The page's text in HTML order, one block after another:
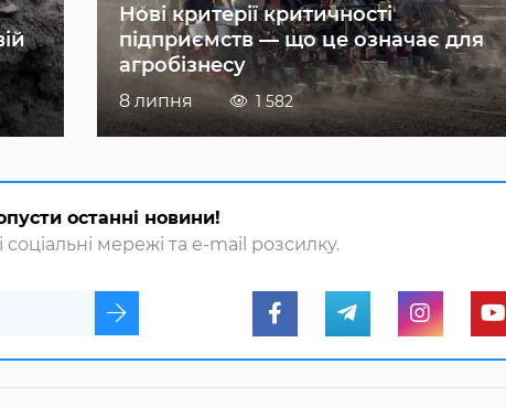
Нові критерії критичності
підприємств — що це означає для
агробізнесу
8 липня 1 582
останні новини!
мережі та e-mail розсилку.